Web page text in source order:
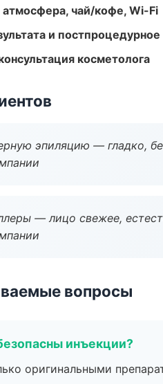
чай/кофе, Wi-Fi
и
косметолога
эпиляцию — гладко,
— лицо свежее,
вопросы
инъекции?
оригинальными